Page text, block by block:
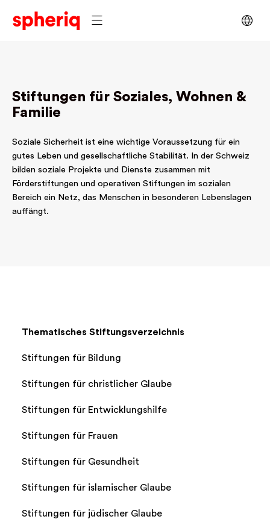
Stiftungen für Soziales, Wohnen &
Familie
Soziale Sicherheit ist eine wichtige Voraussetzung für ein
gutes Leben und gesellschaftliche Stabilität. In der Schweiz
bilden soziale Projekte und Dienste zusammen mit
Förderstiftungen und operativen Stiftungen im sozialen
Bereich ein Netz, das Menschen in besonderen Lebenslagen
auffängt.
Thematisches Stiftungsverzeichnis
Stiftungen für Bildung
Stiftungen für christlicher Glaube
Stiftungen für Entwicklungshilfe
Stiftungen für Frauen
Stiftungen für Gesundheit
Stiftungen für islamischer Glaube
Stiftungen für jüdischer Glaube